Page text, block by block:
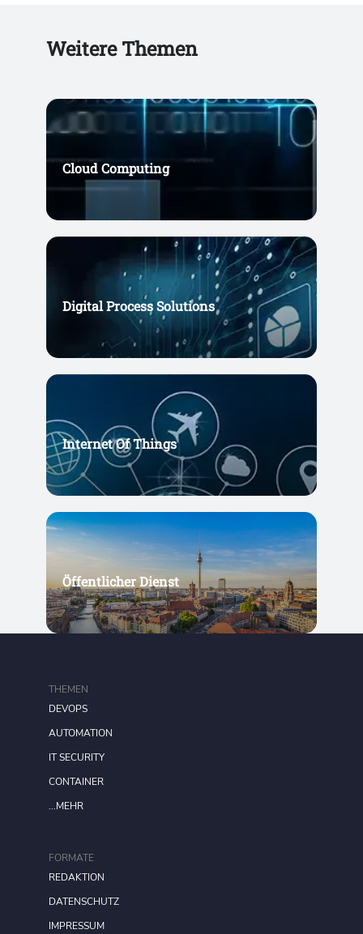
Weitere Themen
Cloud Computing
Digital Process Solutions
Internet Of Things
Öffentlicher Dienst
FORMATE
REDAKTION
DATENSCHUTZ
IMPRESSUM
THEMEN
DEVOPS
AUTOMATION
IT SECURITY
CONTAINER
...MEHR